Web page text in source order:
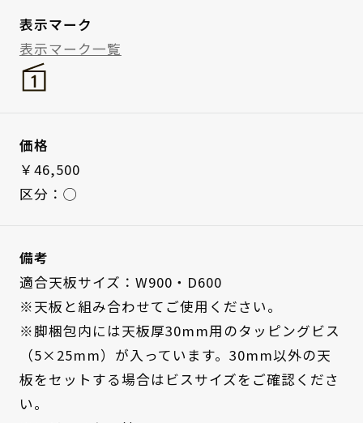
表示マーク
表示マーク一覧
価格
￥46,500
区分：◯
備考
適合天板サイズ：W900・D600
※天板と組み合わせてご使用ください。
※脚梱包内には天板厚30mm用のタッピングビス
（5×25mm）が入っています。30mm以外の天
板をセットする場合はビスサイズをご確認くださ
い。